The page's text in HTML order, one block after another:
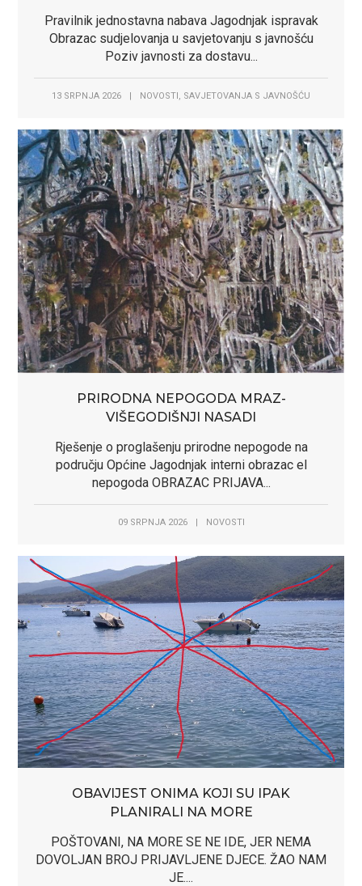
Pravilnik jednostavna nabava Jagodnjak ispravak
Obrazac sudjelovanja u savjetovanju s javnošću
Poziv javnosti za dostavu...
13 SRPNJA 2026 NOVOSTI , SAVJETOVANJA S JAVNOŠĆU
PRIRODNA NEPOGODA MRAZ-
VIŠEGODIŠNJI NASADI
Rješenje o proglašenju prirodne nepogode na
području Općine Jagodnjak interni obrazac el
nepogoda OBRAZAC PRIJAVA...
09 SRPNJA 2026 | NOVOSTI
OBAVIJEST ONIMA KOJI SU IPAK
PLANIRALI NA MORE
POŠTOVANI, NA MORE SE NE IDE, JER NEMA
DOVOLJAN BROJ PRIJAVLJENE DJECE. ŽAO NAM
JE....